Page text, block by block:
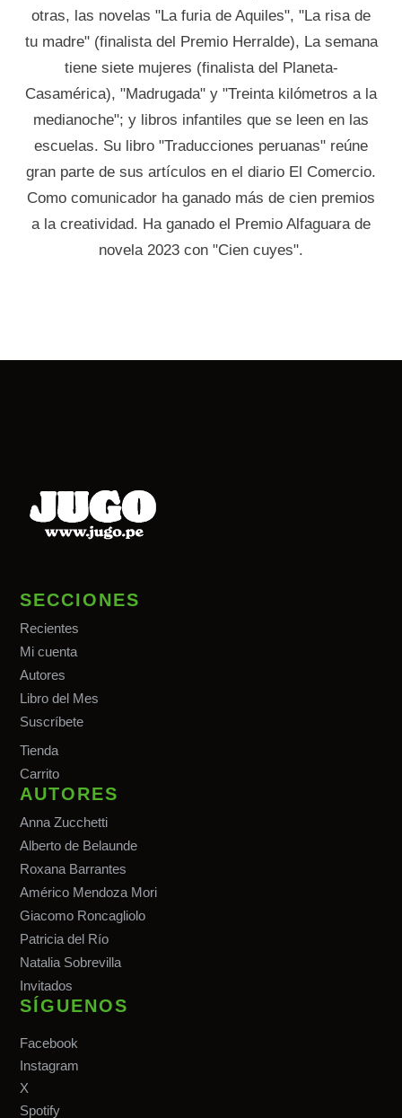
otras, las novelas "La furia de Aquiles", "La risa de
tu madre" (finalista del Premio Herralde), La semana
tiene siete mujeres (finalista del Planeta-
Casamérica), "Madrugada" y "Treinta kilómetros a la
medianoche"; y libros infantiles que se leen en las
escuelas. Su libro "Traducciones peruanas" reúne
gran parte de sus artículos en el diario El Comercio.
Como comunicador ha ganado más de cien premios
a la creatividad. Ha ganado el Premio Alfaguara de
novela 2023 con "Cien cuyes".
SECCIONES
Recientes
Mi cuenta
Autores
Libro del Mes
Suscríbete
Tienda
Carrito
AUTORES
Anna Zucchetti
Alberto de Belaunde
Roxana Barrantes
Américo Mendoza Mori
Giacomo Roncagliolo
Patricia del Río
Natalia Sobrevilla
Invitados
SÍGUENOS
Facebook
Instagram
X
Spotify